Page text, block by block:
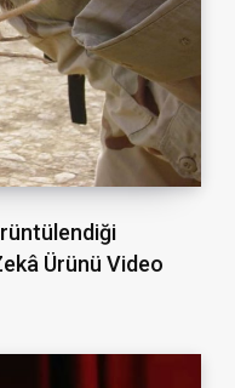
Ürünü Video